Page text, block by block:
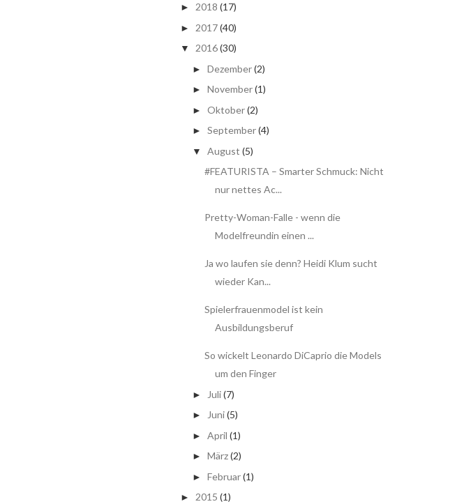
► 2018 (17)
► 2017(40)
▼ 2016(30)
► Dezember(2)
► November(1)
► Oktober(2)
► September(4)
▼ August (5)
#FEATURISTA – Smarter Schmuck: Nicht
nur nettes Ac...
Pretty-Woman-Falle - wenn die
Modelfreundin einen ...
Ja wo laufen sie denn? Heidi Klum sucht
wieder Kan...
Spielerfrauenmodel ist kein
Ausbildungsberuf
So wickelt Leonardo DiCaprio die Models
um den Finger
► Juli(7)
► Juni(5)
► April (1)
► März(2)
► Februar(1)
► 2015 (1)